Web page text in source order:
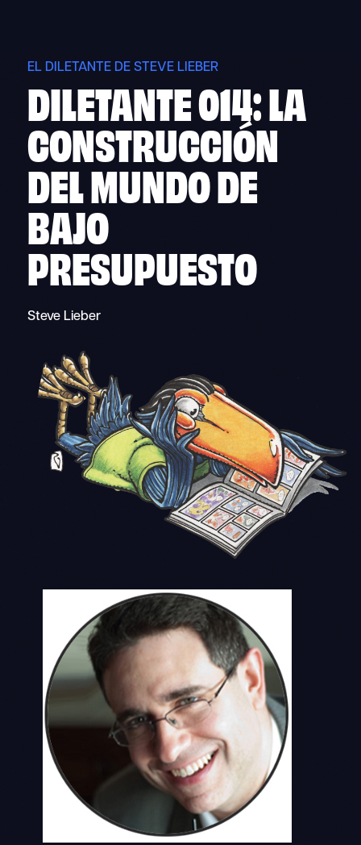
EL DILETANTE DE STEVE LIEBER
DILETANTE 014: LA
CONSTRUCCIÓN
DEL MUNDO DE
BAJO
PRESUPUESTO
Steve Lieber